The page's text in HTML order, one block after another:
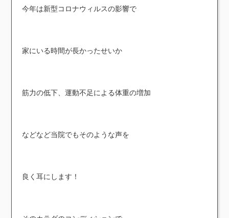
今年は新型コロナウィルスの影響で
家にいる時間が長かったせいか
筋力の低下、運動不足による体重の増加
などなど当院でもそのような声を
良く耳にします！